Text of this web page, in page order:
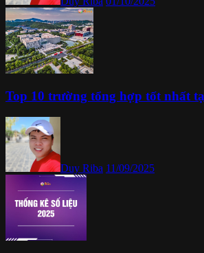
Top 10 trường tổng hợp tốt nhất
Duy Riba 11/09/2025